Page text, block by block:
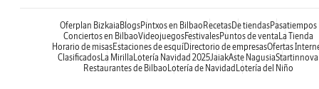
Oferplan Bizkaia BlogsPintxos en Bilbao RecetasDe tiendasPasatiempos
Conciertos en BilbaoVideojuegosFestivalesPuntos de venta La Tienda
Horario de misasEstaciones de esquíDirectorio de empresasOfertas
Clasificados La Mirilla Lotería Navidad 2025JaiakAste NagusiaStartinnova
Restaurantes de Bilbao Lotería de Navidad Lotería del Niño